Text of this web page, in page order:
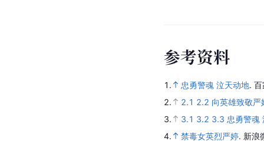
参考资料
1. 忠勇警魂 泣天动地.
2.
2.1 2.2 向英雄致敬严
3.
3.1 3.2 3.3 忠勇警魂
4.
禁毒女英烈严婷. 新浪